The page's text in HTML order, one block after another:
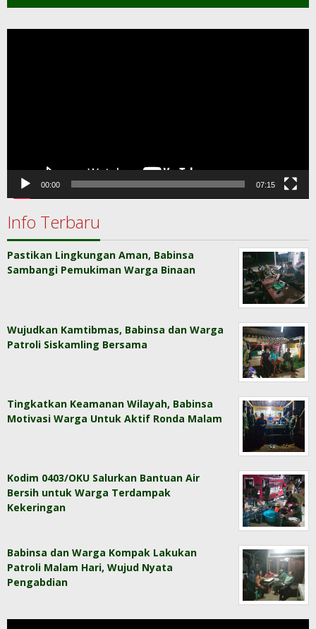
00:00 07:15
Info Terbaru
Pastikan Lingkungan Aman, Babinsa
Sambangi Pemukiman Warga Binaan
Wujudkan Kamtibmas, Babinsa dan Warga
Patroli Siskamling Bersama
Tingkatkan Keamanan Wilayah, Babinsa
Motivasi Warga Untuk Aktif Ronda Malam
Kodim 0403/OKU Salurkan Bantuan Air
Bersih untuk Warga Terdampak
Kekeringan
Babinsa dan Warga Kompak Lakukan
Patroli Malam Hari, Wujud Nyata
Pengabdian